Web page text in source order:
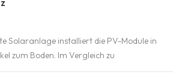
Solaranlage installiert die PV-Module in
zum Boden. Im Vergleich zu
Installationen nimmt die vertikale